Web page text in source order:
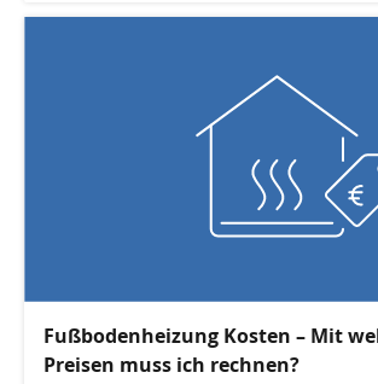
Fußbodenheizung Kosten – Mit
Preisen muss ich rechnen?